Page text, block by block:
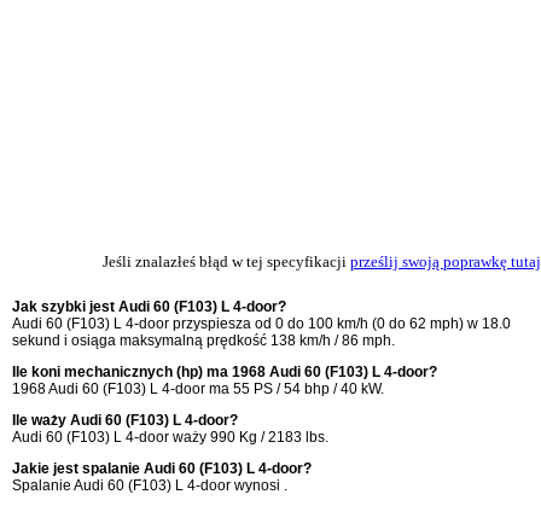
Jeśli znalazłeś błąd w tej specyfikacji prześlij swoją poprawkę tutaj
Jak szybki jest Audi 60 (F103) L 4-door?
Audi 60 (F103) L 4-door przyspiesza od 0 do 100 km/h (0 do 62 mph) w 18.0
sekund i osiąga maksymalną prędkość 138 km/h / 86 mph.
Ile koni mechanicznych (hp) ma 1968 Audi 60 (F103) L 4-door?
1968 Audi 60 (F103) L 4-door ma 55 PS / 54 bhp / 40 kW.
Ile waży Audi 60 (F103) L 4-door?
Audi 60 (F103) L 4-door waży 990 Kg / 2183 lbs.
Jakie jest spalanie Audi 60 (F103) L 4-door?
Spalanie Audi 60 (F103) L 4-door wynosi .